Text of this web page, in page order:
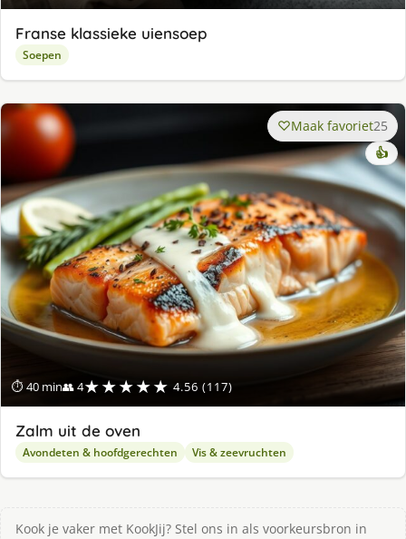
Franse klassieke uiensoep
Soepen
⏱ 40 min👥 4★★★★★ 4.56 (117)
Maak favoriet25
👍
Zalm uit de oven
Avondeten & hoofdgerechten Vis & zeevruchten
Kook je vaker met KookJij? Stel ons in als voorkeursbron in